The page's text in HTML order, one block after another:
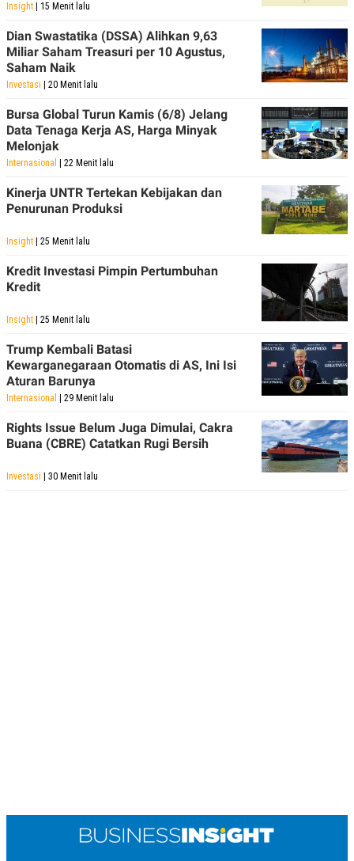
Insight | 15 Menit lalu
Dian Swastatika (DSSA) Alihkan 9,63
Miliar Saham Treasuri per 10 Agustus,
Saham Naik
Investasi | 20 Menit lalu
Bursa Global Turun Kamis (6/8) Jelang
Data Tenaga Kerja AS, Harga Minyak
Melonjak
Internasional | 22 Menit lalu
Kinerja UNTR Tertekan Kebijakan dan
Penurunan Produksi
Insight | 25 Menit lalu
Kredit Investasi Pimpin Pertumbuhan
Kredit
Insight | 25 Menit lalu
Trump Kembali Batasi
Kewarganegaraan Otomatis di AS, Ini Isi
Aturan Barunya
Internasional | 29 Menit lalu
Rights Issue Belum Juga Dimulai, Cakra
Buana (CBRE) Catatkan Rugi Bersih
Investasi | 30 Menit lalu